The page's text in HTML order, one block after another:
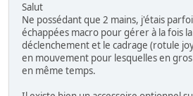
Salut
Ne possédant que 2 mains, j'étais
échappées macro pour gérer à la fois la
déclenchement et le cadrage (rotule
en mouvement pour lesquelles en
en même temps.